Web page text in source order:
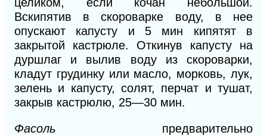
Вскипятив в скороварке воду, в нее
опускают капусту и 5 мин кипятят в
закрытой кастрюле. Откинув капусту на
дуршлаг и вылив воду из скороварки,
кладут грудинку или масло, морковь, лук,
зелень и капусту, солят, перчат и тушат,
закрыв кастрюлю, 25—30 мин.
Фасоль предварительно